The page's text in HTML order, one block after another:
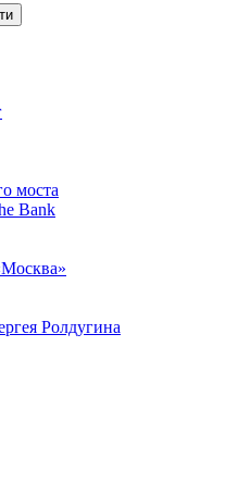
моста
Bank
Ролдугина